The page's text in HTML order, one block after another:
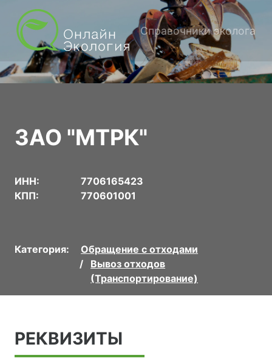
Справочники эколога
ЗАО "МТРК"
ИНН:
7706165423
КПП:
770601001
Категория:
Обращение с отходами
Вывоз отходов
(Транспортирование)
РЕКВИЗИТЫ